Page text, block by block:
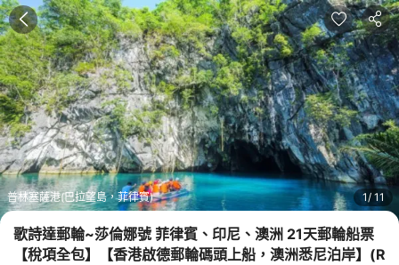
普林塞薩港(巴拉望島，菲律賓) 1 11
歌詩達郵輪~莎倫娜號 菲律賓、印尼、澳洲 21天郵輪船票
【稅項全包】【香港啟德郵輪碼頭上船，澳洲悉尼泊岸】 (R